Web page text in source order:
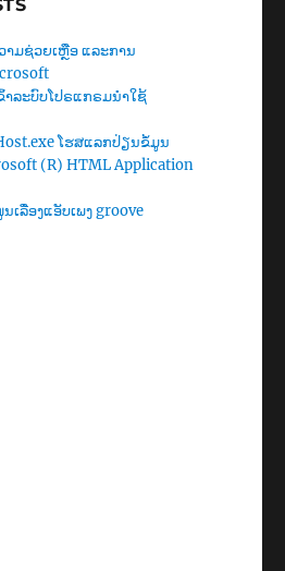
າມຊ່ວຍເຫຼືອ ແລະການ
າລະບົບໂປຣແກຣມນຳໃຊ້
ໂຮສແລກປ່ຽນຂໍ້ມູນ
(R) HTML Application
ລື່ອງ​ແອັບ​ເພງ groove